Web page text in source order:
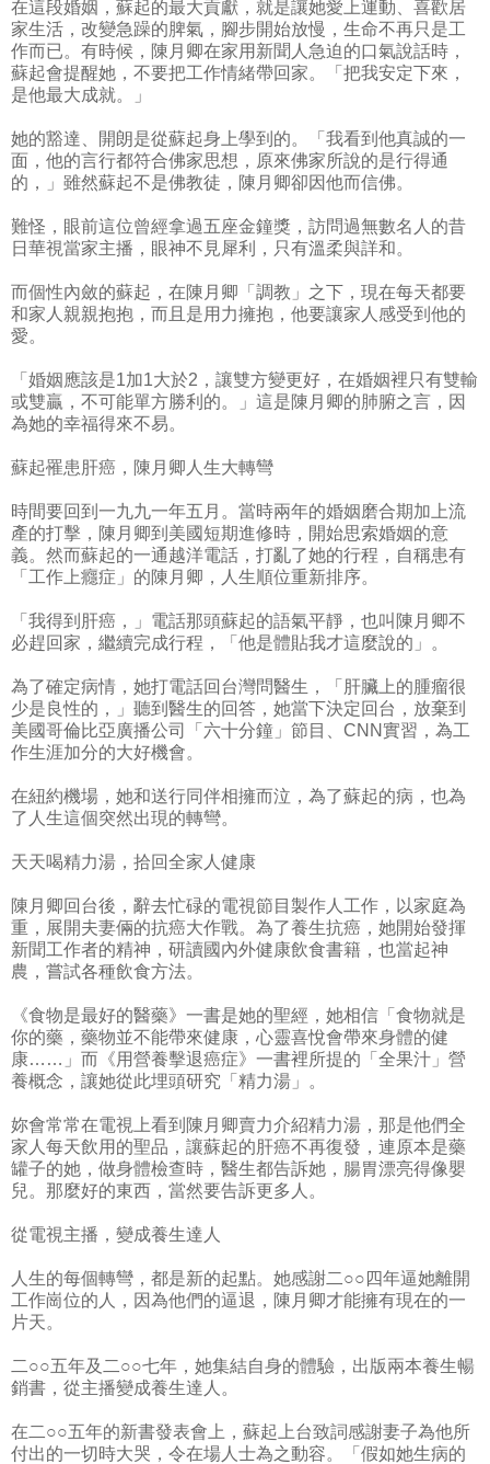
在這段婚姻，蘇起的最大貢獻，就是讓她愛上運動、喜歡居
家生活，改變急躁的脾氣，腳步開始放慢，生命不再只是工
作而已。有時候，陳月卿在家用新聞人急迫的口氣說話時，
蘇起會提醒她，不要把工作情緒帶回家。「把我安定下來，
是他最大成就。」
她的豁達、開朗是從蘇起身上學到的。「我看到他真誠的一
面，他的言行都符合佛家思想，原來佛家所說的是行得通
的，」雖然蘇起不是佛教徒，陳月卿卻因他而信佛。
難怪，眼前這位曾經拿過五座金鐘獎，訪問過無數名人的昔
日華視當家主播，眼神不見犀利，只有溫柔與詳和。
而個性內斂的蘇起，在陳月卿「調教」之下，現在每天都要
和家人親親抱抱，而且是用力擁抱，他要讓家人感受到他的
愛。
「婚姻應該是1加1大於2，讓雙方變更好，在婚姻裡只有雙輸
或雙贏，不可能單方勝利的。」這是陳月卿的肺腑之言，因
為她的幸福得來不易。
蘇起罹患肝癌，陳月卿人生大轉彎
時間要回到一九九一年五月。當時兩年的婚姻磨合期加上流
產的打擊，陳月卿到美國短期進修時，開始思索婚姻的意
義。然而蘇起的一通越洋電話，打亂了她的行程，自稱患有
「工作上癮症」的陳月卿，人生順位重新排序。
「我得到肝癌，」電話那頭蘇起的語氣平靜，也叫陳月卿不
必趕回家，繼續完成行程，「他是體貼我才這麼說的」。
為了確定病情，她打電話回台灣問醫生，「肝臟上的腫瘤很
少是良性的，」聽到醫生的回答，她當下決定回台，放棄到
美國哥倫比亞廣播公司「六十分鐘」節目、CNN實習，為工
作生涯加分的大好機會。
在紐約機場，她和送行同伴相擁而泣，為了蘇起的病，也為
了人生這個突然出現的轉彎。
天天喝精力湯，拾回全家人健康
陳月卿回台後，辭去忙碌的電視節目製作人工作，以家庭為
重，展開夫妻倆的抗癌大作戰。為了養生抗癌，她開始發揮
新聞工作者的精神，研讀國內外健康飲食書籍，也當起神
農，嘗試各種飲食方法。
《食物是最好的醫藥》一書是她的聖經，她相信「食物就是
你的藥，藥物並不能帶來健康，心靈喜悅會帶來身體的健
康……」而《用營養擊退癌症》一書裡所提的「全果汁」營
養概念，讓她從此埋頭研究「精力湯」。
妳會常常在電視上看到陳月卿賣力介紹精力湯，那是他們全
家人每天飲用的聖品，讓蘇起的肝癌不再復發，連原本是藥
罐子的她，做身體檢查時，醫生都告訴她，腸胃漂亮得像嬰
兒。那麼好的東西，當然要告訴更多人。
從電視主播，變成養生達人
人生的每個轉彎，都是新的起點。她感謝二○○四年逼她離開
工作崗位的人，因為他們的逼退，陳月卿才能擁有現在的一
片天。
二○○五年及二○○七年，她集結自身的體驗，出版兩本養生暢
銷書，從主播變成養生達人。
在二○○五年的新書發表會上，蘇起上台致詞感謝妻子為他所
付出的一切時大哭，令在場人士為之動容。「假如她生病的